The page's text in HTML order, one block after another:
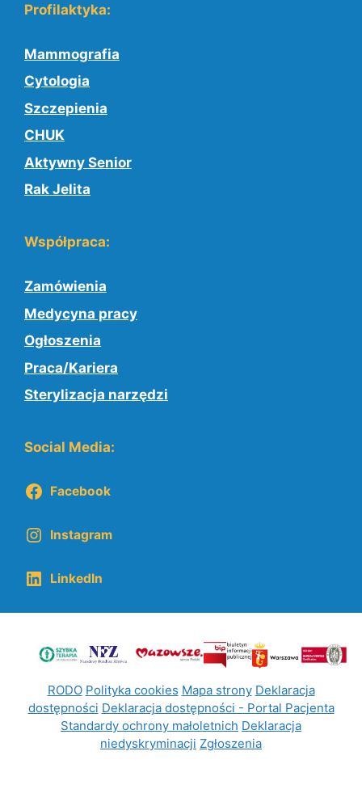
Profilaktyka:
Mammografia
Cytologia
Szczepienia
CHUK
Aktywny Senior
Rak Jelita
Współpraca:
Zamówienia
Medycyna pracy
Ogłoszenia
Praca/Kariera
Sterylizacja narzędzi
Social Media:
Facebook
Instagram
LinkedIn
RODO Polityka cookies Mapa strony Deklaracja
dostępności Deklaracja dostępności - Portal Pacjenta
Standardy ochrony małoletnich Deklaracja
niedyskryminacji Zgłoszenia